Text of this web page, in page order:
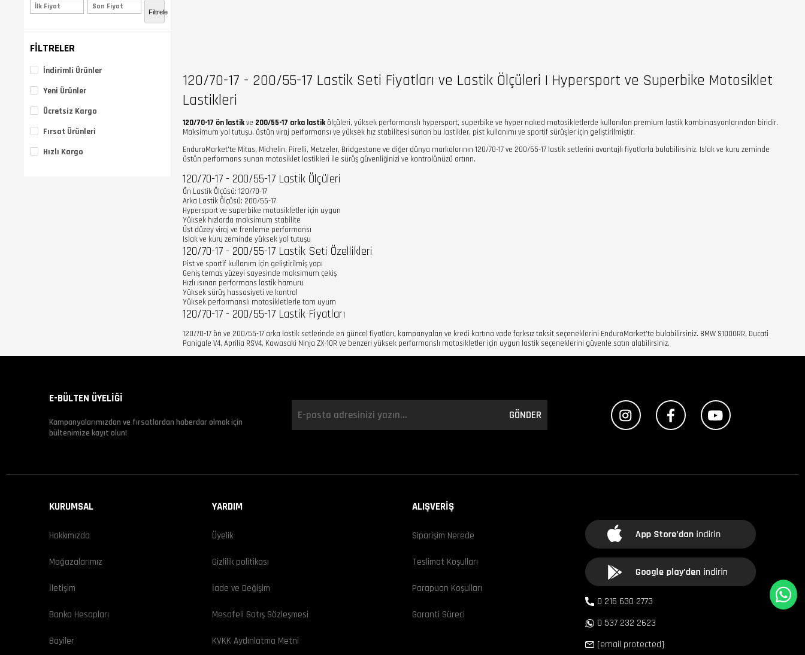
110/80-19 - 150/70-17 Set
130/90-16 - 150/80-16 Set
90/90-21 - 120/90-17 Set
120/70-19 - 150/60-17
100/90-19 - 130/80-17 Set
100/90-19 - 150/70-17 Set
100/90-19 - 170/80-15 Set
Filtrele
FILTRELER
İndirimli Ürünler
Yeni Ürünler
Ücretsiz Kargo
Fırsat Ürünleri
Hızlı Kargo
120/70-17 - 200/55-17 Lastik Seti Fiyatları ve Lastik Ölçüleri | Hypersport ve Superbike Motosiklet
Lastikleri
120/70-17 ön lastikve 200/55-17 arka lastik ölçüleri, yüksek performanslı hypersport, superbike ve hyper naked motosikletlerde kullanılan premium lastik kombinasyonlarından biridir.
Maksimum yol tutuşu, üstün viraj performansı ve yüksek hız stabilitesi sunan bu lastikler, pist kullanımı ve sportif sürüşler için geliştirilmiştir.
EnduroMarket'te Mitas, Michelin, Pirelli, Metzeler, Bridgestone ve diğer dünya markalarının 120/70-17 ve 200/55-17 lastik setlerini avantajlı fiyatlarla bulabilirsiniz. Islak ve kuru zeminde
üstün performans sunan motosiklet lastikleri ile sürüş güvenliğinizi ve kontrolünüzü artırın.
120/70-17 - 200/55-17 Lastik Ölçüleri
Ön Lastik Ölçüsü: 120/70-17
Arka Lastik Ölçüsü: 200/55-17
Hypersport ve superbike motosikletler için uygun
Yüksek hızlarda maksimum stabilite
Üst düzey viraj ve frenleme performansı
Islak ve kuru zeminde yüksek yol tutuşu
120/70-17 - 200/55-17 Lastik Seti Özellikleri
Pist ve sportif kullanım için geliştirilmiş yapı
Geniş temas yüzeyi sayesinde maksimum çekiş
Hızlı ısınan performans lastik hamuru
Yüksek sürüş hassasiyeti ve kontrol
Yüksek performanslı motosikletlerle tam uyum
120/70-17 - 200/55-17 Lastik Fiyatları
120/70-17 ön ve 200/55-17 arka lastik setlerinde en güncel fiyatları, kampanyaları ve kredi kartına vade farksız taksit seçeneklerini EnduroMarket'te bulabilirsiniz. BMW S1000RR, Ducati
Panigale V4, Aprilia RSV4, Kawasaki Ninja ZX-10R ve benzeri yüksek performanslı motosikletler için uygun lastik seçeneklerini güvenle satın alabilirsiniz.
E-BÜLTEN ÜYELİĞİ
Kampanyalarımızdan ve fırsatlardan haberdar olmak için
bültenimize kayıt olun!
GÖNDER
KURUMSAL
Hakkımızda
Mağazalarımız
İletişim
Banka Hesapları
Bayiler
YARDIM
Üyelik
Gizlilik politikası
İade ve Değişim
Mesafeli Satış Sözleşmesi
KVKK Aydınlatma Metni
ALIŞVERİŞ
Siparişim Nerede
Teslimat Koşulları
Parapuan Koşulları
Garanti Süreci
0 216 630 2773
0 537 232 2623
[email protected]